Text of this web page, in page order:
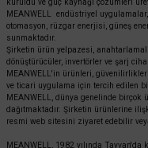
kuruldu ve güç kaynağı çözümleri
MEANWELL endüstriyel
otomasyon, rüzgar enerjisi, güneş
sunmaktadır.
Şirketin ürün yelpazesi,
dönüştürücüler, invertörler ve şarj
MEANWELL'in ürünleri,
ve ticari uygulama için tercih edilen
MEANWELL, dünya genelinde birçok
dağıtmaktadır. Şirketin ürünlerine
resmi web sitesini ziyaret edebilir
MEANWELL, 1982 yılında